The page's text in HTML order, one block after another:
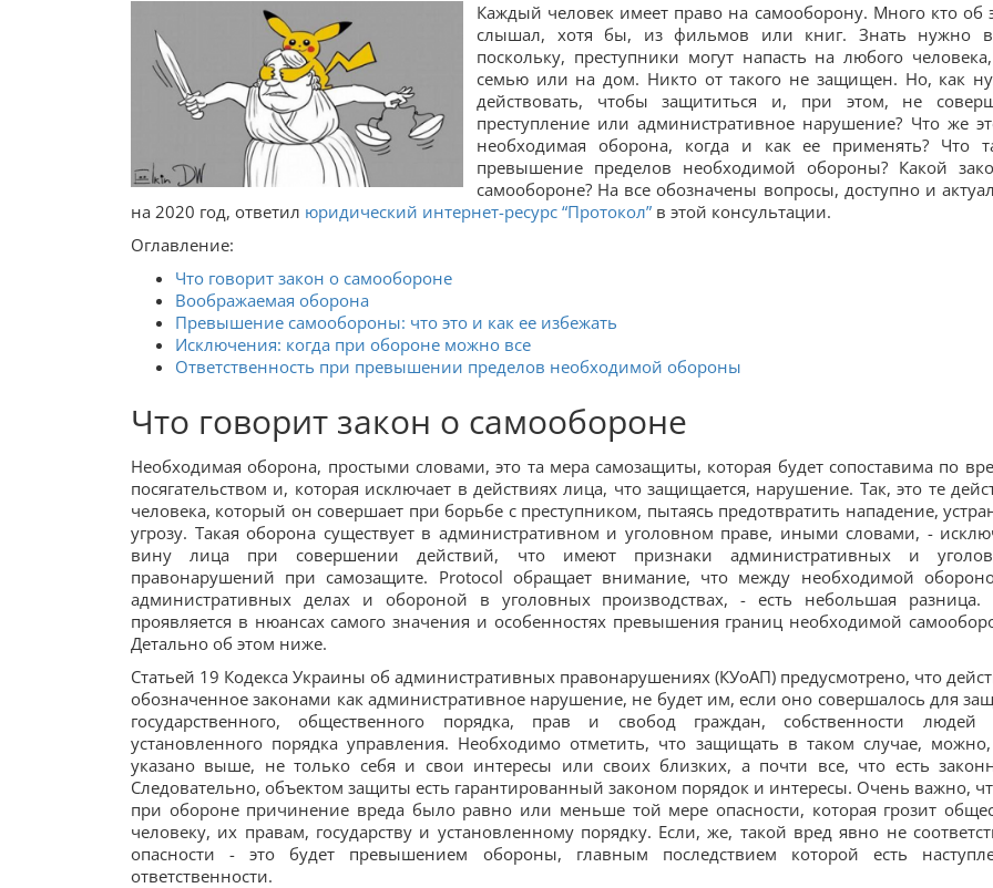
Каждый человек имеет право на самооборону. Много кто об
слышал, хотя бы, из фильмов или книг. Знать нужно
поскольку, преступники могут напасть на любого
семью или на дом. Никто от такого не защищен. Но, как
действовать, чтобы защититься и, при этом, не
преступление или административное нарушение? Что же
необходимая оборона, когда и как ее применять? Что
превышение пределов необходимой обороны? Какой
самообороне? На все обозначены вопросы, доступно и
на 2020 год, ответил юридический интернет-ресурс “Протокол” в этой консультации.
Оглавление:
Что говорит закон о самообороне
Воображаемая оборона
Превышение самообороны: что это и как ее избежать
Исключения: когда при обороне можно все
Ответственность при превышении пределов необходимой обороны
Что говорит закон о самообороне
Необходимая оборона, простыми словами, это та мера самозащиты, которая будет сопоставима по
посягательством и, которая исключает в действиях лица, что защищается, нарушение. Так, это те
человека, который он совершает при борьбе с преступником, пытаясь предотвратить нападение,
угрозу. Такая оборона существует в административном и уголовном праве, иными словами, -
вину лица при совершении действий, что имеют признаки административных и
правонарушений при самозащите. Protocol обращает внимание, что между необходимой
административных делах и обороной в уголовных производствах, - есть небольшая разница.
проявляется в нюансах самого значения и особенностях превышения границ необходимой
Детально об этом ниже.
Статьей 19 Кодекса Украины об административных правонарушениях (КУоАП) предусмотрено, что
обозначенное законами как административное нарушение, не будет им, если оно совершалось для
государственного, общественного порядка, прав и свобод граждан, собственности людей
установленного порядка управления. Необходимо отметить, что защищать в таком случае,
указано выше, не только себя и свои интересы или своих близких, а почти все, что есть
Следовательно, объектом защиты есть гарантированный законом порядок и интересы. Очень важно,
при обороне причинение вреда было равно или меньше той мере опасности, которая грозит
человеку, их правам, государству и установленному порядку. Если, же, такой вред явно не
опасности - это будет превышением обороны, главным последствием которой есть
ответственности.